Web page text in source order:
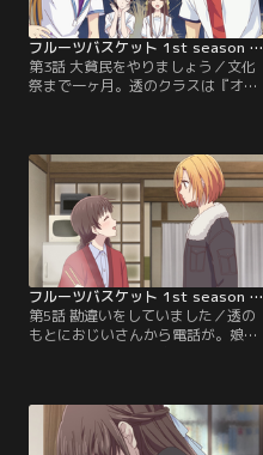
フルーツバスケット 1st season 第03話
第3話 大貧民をやりましょう／文化
祭まで一ヶ月。透のクラスは『オニ
羨ましく思う。透はそんな夾を皆と
打ち解けさせるため、花島と魚谷を
交えて大貧民をしようと提案。一
方、由希は夾が皆の輪の中になじん
でいる様子を遠くから眺めるだけ
で……。
フルーツバスケット 1st season 第05話
第5話 勘違いをしていました／透の
もとにおじいさんから電話が。娘夫
もそも改築が終わるまで居候してい
たにすぎない。他人がいる方が変な
んだ--分かってはいたけれど、草摩